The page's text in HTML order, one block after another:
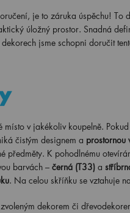
je to záruka úspěchu! To
úložný prostor. Snadná
jsme schopni doručit
v jakékoliv koupelně.
čistým designem a prostornou
předměty. K pohodlnému
barvách – černá (T33) a
. Na celou skříňku se vztahuje
dekorem či